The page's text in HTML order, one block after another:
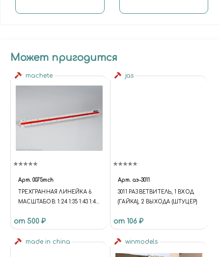
Может пригодится
machete
Арт. 0075mch
ТРЕХГРАННАЯ ЛИНЕЙКА 6
МАСШТАБОВ: 1:24 1:35 1:43 1:48
от 500 ₽
jas
Арт. аэ-3011
3011 РАЗВЕТВИТЕЛЬ, 1 ВХОД
(ГАЙКА), 2 ВЫХОДА (ШТУЦЕР)
от 106 ₽
made in china winmodels